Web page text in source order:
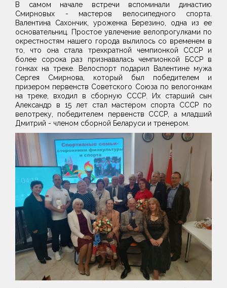
В самом начале встречи вспоминали династию
Смирновых - мастеров велосипедного спорта.
Валентина Сахончик, уроженка Березино, одна из ее
основательниц. Простое увлечение велопрогулками по
окрестностям нашего города вылилось со временем в
то, что она стала трехкратной чемпионкой СССР и
более сорока раз признавалась чемпионкой БССР в
гонках на треке. Велоспорт подарил Валентине мужа
Сергея Смирнова, который был победителем и
призером первенств Советского Союза по велогонкам
на треке, входил в сборную СССР. Их старший сын
Александр в 15 лет стал мастером спорта СССР по
велотреку, победителем первенств СССР, а младший
Дмитрий - членом сборной Беларуси и тренером.